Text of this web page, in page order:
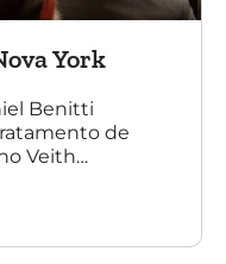
York
Benitti
de
Veith